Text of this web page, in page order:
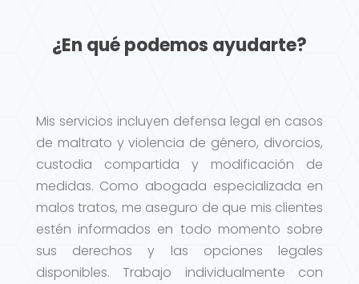
¿En qué podemos ayudarte?
Mis servicios incluyen defensa legal en casos
de maltrato y violencia de género, divorcios,
custodia compartida y modificación de
medidas. Como abogada especializada en
malos tratos, me aseguro de que mis clientes
estén informados en todo momento sobre
sus derechos y las opciones legales
disponibles. Trabajo individualmente con